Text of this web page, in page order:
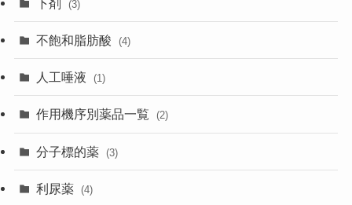
下剤 (3)
不飽和脂肪酸 (4)
人工唾液 (1)
作用機序別薬品一覧 (2)
分子標的薬 (3)
利尿薬 (4)